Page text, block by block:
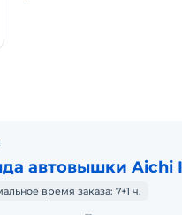
автовышки Aichi
время заказа: 7+1 ч.